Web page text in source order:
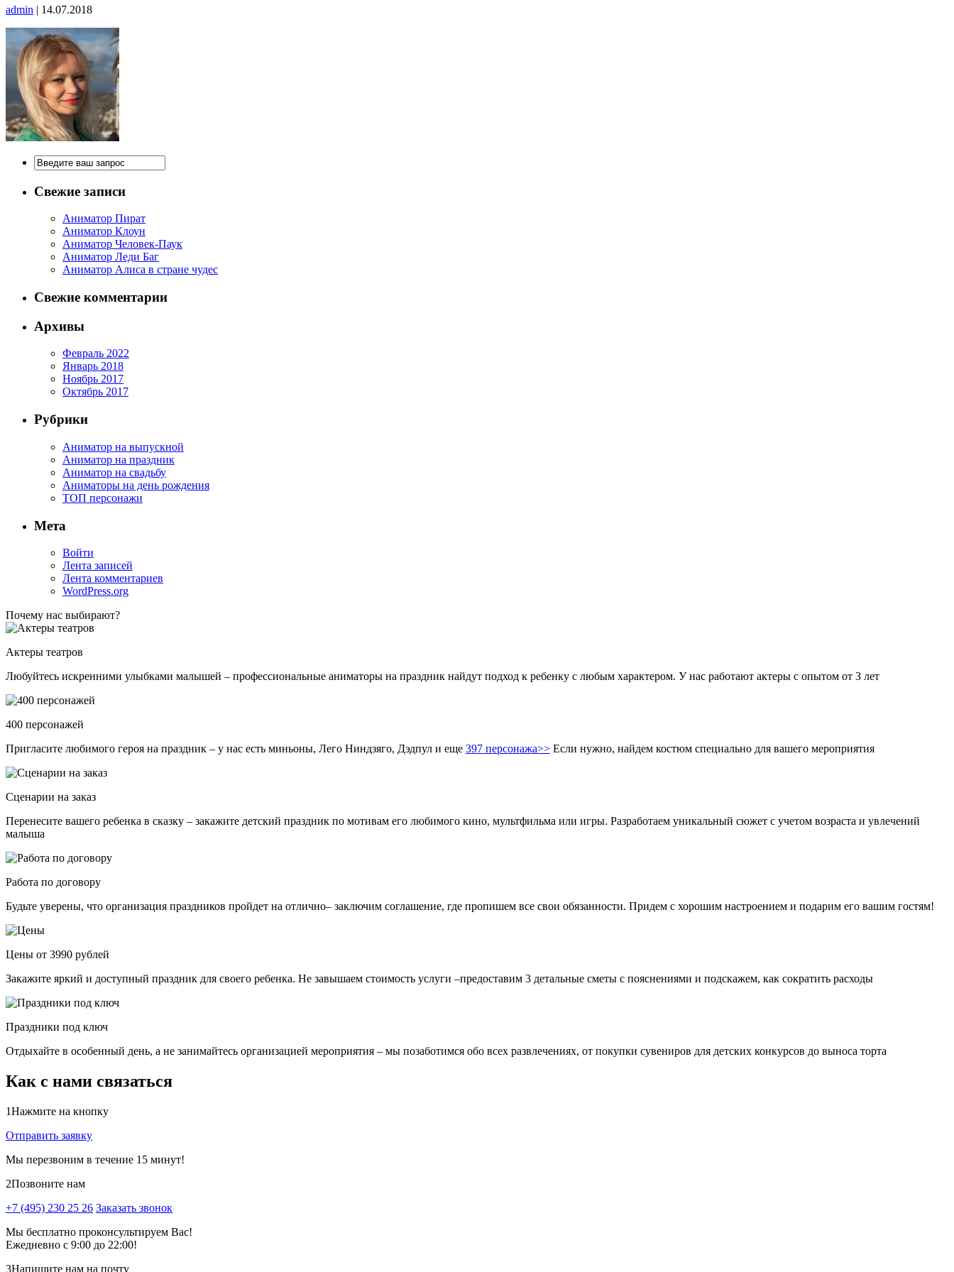
admin | 14.07.2018
Свежие записи
Аниматор Пират
Аниматор Клоун
Аниматор Человек-Паук
Аниматор Леди Баг
Аниматор Алиса в стране чудес
Свежие комментарии
Архивы
Февраль 2022
Январь 2018
Ноябрь 2017
Октябрь 2017
Рубрики
Аниматор на выпускной
Аниматор на праздник
Аниматор на свадьбу
Аниматоры на день рождения
ТОП персонажи
Мета
Войти
Лента записей
Лента комментариев
WordPress.org
Почему нас выбирают?
Актеры театров
Любуйтесь искренними улыбками малышей – профессиональные аниматоры на праздник найдут подход к ребенку с любым характером. У нас работают актеры с опытом от 3 лет
400 персонажей
Пригласите любимого героя на праздник – у нас есть миньоны, Лего Ниндзяго, Дэдпул и еще 397 персонажа>> Если нужно, найдем костюм специально для вашего мероприятия
Сценарии на заказ
Перенесите вашего ребенка в сказку – закажите детский праздник по мотивам его любимого кино, мультфильма или игры. Разработаем уникальный сюжет с учетом возраста и увлечений
малыша
Работа по договору
Будьте уверены, что организация праздников пройдет на отлично– заключим соглашение, где пропишем все свои обязанности. Придем с хорошим настроением и подарим его вашим гостям!
Цены от 3990 рублей
Закажите яркий и доступный праздник для своего ребенка. Не завышаем стоимость услуги –предоставим 3 детальные сметы с пояснениями и подскажем, как сократить расходы
Праздники под ключ
Отдыхайте в особенный день, а не занимайтесь организацией мероприятия – мы позаботимся обо всех развлечениях, от покупки сувениров для детских конкурсов до выноса торта
Как с нами связаться
1Нажмите на кнопку
Отправить заявку
Мы перезвоним в течение 15 минут!
2Позвоните нам
+7 (495) 230 25 26 Заказать звонок
Мы бесплатно проконсультируем Вас!
Ежедневно с 9:00 до 22:00!
3Напишите нам на почту